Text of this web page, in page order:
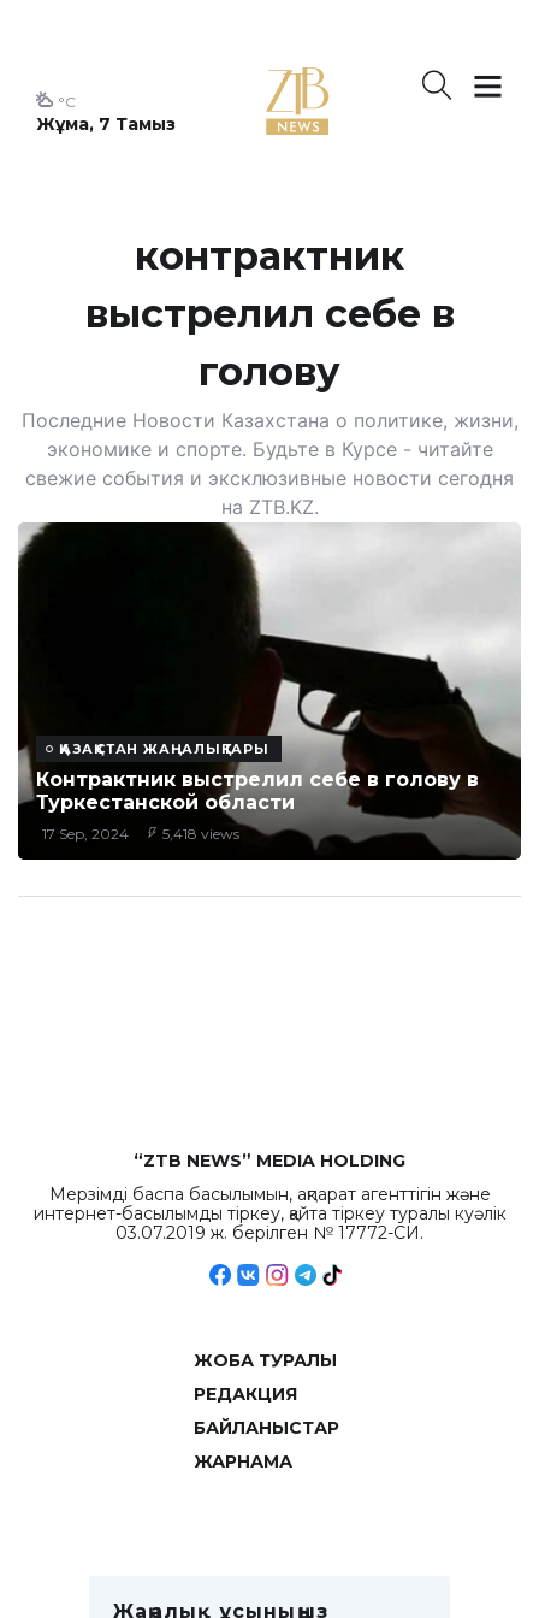
Жұма, 7 Тамыз
°C
контрактник
выстрелил себе в
голову
Последние Новости Казахстана о политике, жизни,
экономике и спорте. Будьте в Курсе - читайте
свежие события и эксклюзивные новости сегодня
на ZTB.KZ.
ҚАЗАҚСТАН ЖАҢАЛЫҚТАРЫ
Контрактник выстрелил себе в голову в
Туркестанской области
17 Sep, 2024 5,418 views
“ZTB NEWS” MEDIA HOLDING
Мерзімді баспа басылымын, ақпарат агенттігін және
интернет-басылымды тіркеу, қайта тіркеу туралы куәлік
03.07.2019 ж. берілген № 17772-СИ.
ЖОБА ТУРАЛЫ
РЕДАКЦИЯ
БАЙЛАНЫСТАР
ЖАРНАМА
Жаңалық ұсыныңыз